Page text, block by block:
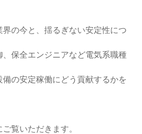
界の今と、揺るぎない安定性につ
、保全エンジニアなど電気系職種
備の安定稼働にどう貢献するかを
覧いただきます。